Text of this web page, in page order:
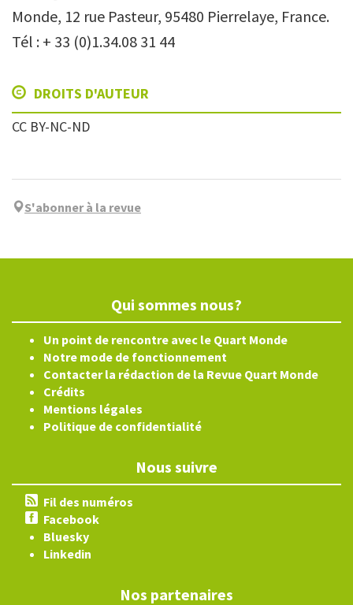
Monde, 12 rue Pasteur, 95480 Pierrelaye, France.
Tél : + 33 (0)1.34.08 31 44
DROITS D'AUTEUR
CC BY-NC-ND
S'abonner à la revue
Qui sommes nous?
Un point de rencontre avec le Quart Monde
Notre mode de fonctionnement
Contacter la rédaction de la Revue Quart Monde
Crédits
Mentions légales
Politique de confidentialité
Nous suivre
Fil des numéros
Facebook
Bluesky
Linkedin
Nos partenaires